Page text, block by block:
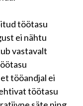
töötasu
ei nähtu
vastavalt
tööandjal ei
töötasu